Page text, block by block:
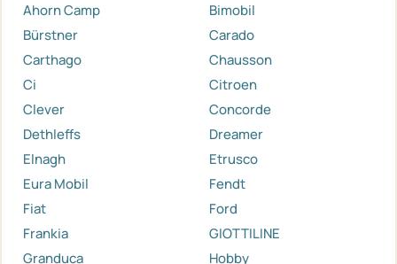
Ahorn Camp
Bimobil
Bürstner
Carado
Carthago
Chausson
Ci
Citroen
Clever
Concorde
Dethleffs
Dreamer
Elnagh
Etrusco
Eura Mobil
Fendt
Fiat
Ford
Frankia
GIOTTILINE
Granduca
Hobby